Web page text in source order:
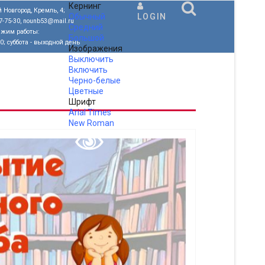
Кремль, 4;
75-30, nounb53@mail.ru
работы:
суббота - выходной день
Кернинг
Обычный
Средний
Большой
Изображения
Выключить
Включить
Черно-белые
Цветные
Шрифт
ArialTimes
New Roman
.
LOGIN